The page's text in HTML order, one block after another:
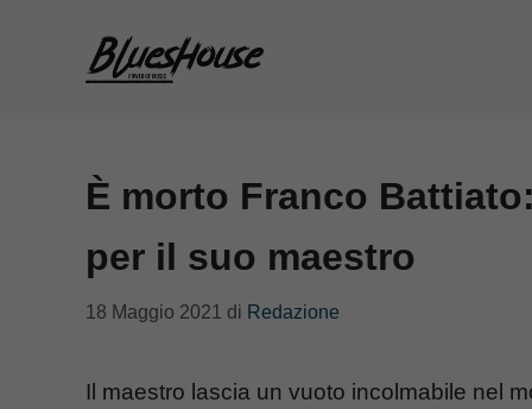
È morto Franco
per il suo maestro
18 Maggio 2021 di Redazione
Il maestro lascia un vuoto incolmabile nel